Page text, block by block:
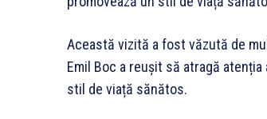
Această vizită a fost văzută de
Emil Boc a reușit să atragă
stil de viață sănătos.